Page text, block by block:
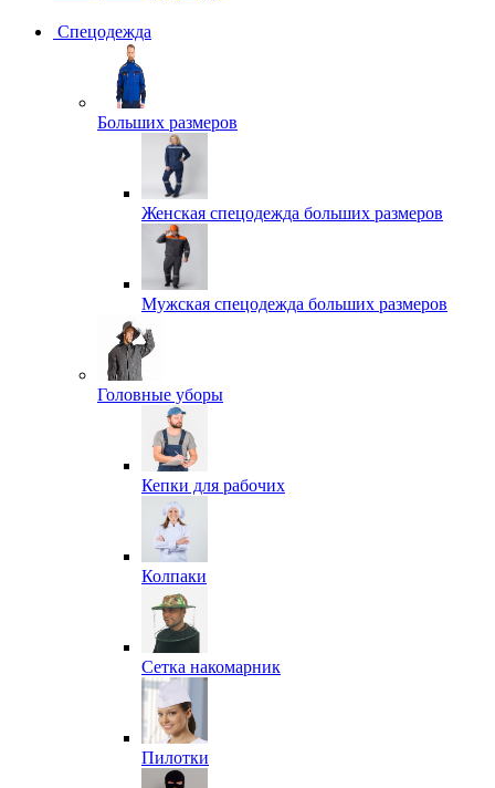
Спецодежда
Больших размеров
Женская спецодежда больших размеров
Мужская спецодежда больших размеров
Головные уборы
Кепки для рабочих
Колпаки
Сетка накомарник
Пилотки